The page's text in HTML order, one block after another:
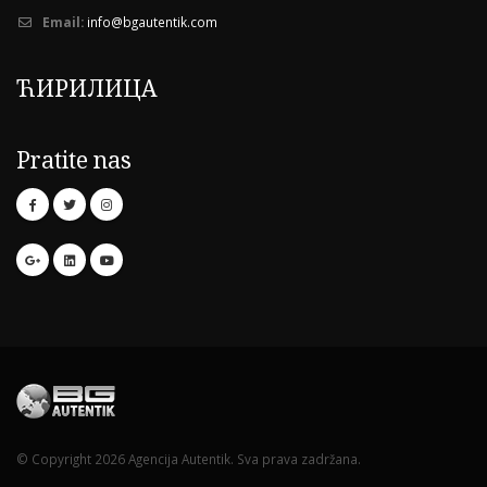
Email: info@bgautentik.com
ЋИРИЛИЦА
Pratite nas
© Copyright 2026 Agencija Autentik. Sva prava zadržana.